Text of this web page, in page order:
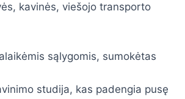
kavinės, viešojo transporto
sąlygomis, sumokėtas
studija, kas padengia pusę